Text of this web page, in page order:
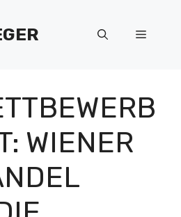
Menü
WIENER